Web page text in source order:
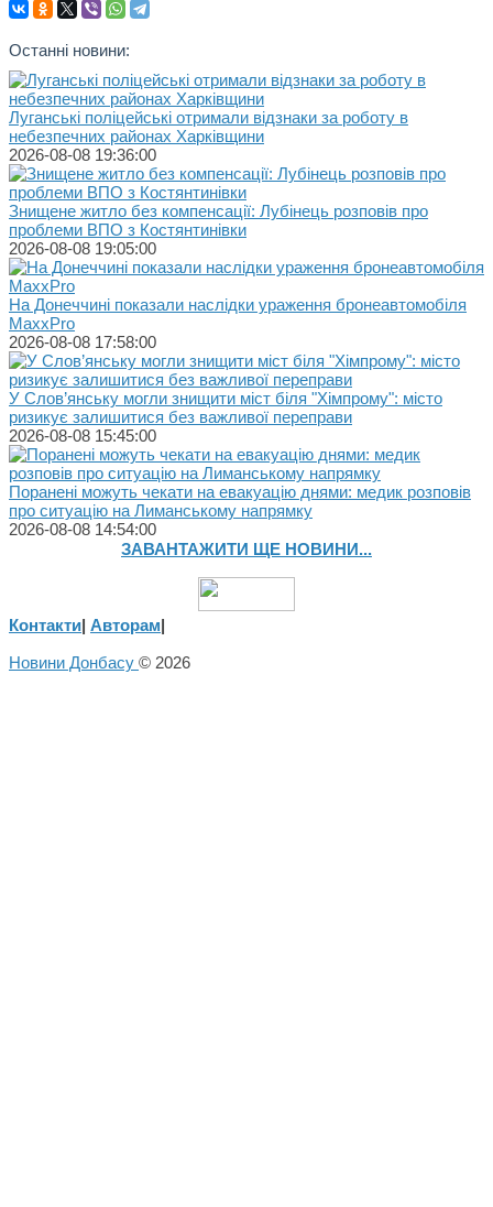
Останні новини:
Луганські поліцейські отримали відзнаки за роботу в
небезпечних районах Харківщини
2026-08-08 19:36:00
Знищене житло без компенсації: Лубінець розповів про
проблеми ВПО з Костянтинівки
2026-08-08 19:05:00
На Донеччині показали наслідки ураження бронеавтомобіля
MaxxPro
2026-08-08 17:58:00
У Слов’янську могли знищити міст біля "Хімпрому": місто
ризикує залишитися без важливої переправи
2026-08-08 15:45:00
Поранені можуть чекати на евакуацію днями: медик розповів
про ситуацію на Лиманському напрямку
2026-08-08 14:54:00
ЗАВАНТАЖИТИ ЩЕ НОВИНИ...
Контакти| Авторам|
Новини Донбасу © 2026